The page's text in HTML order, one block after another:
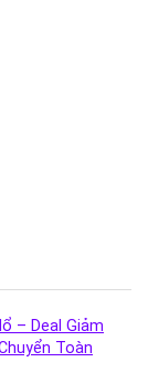
– Deal Giảm
Toàn